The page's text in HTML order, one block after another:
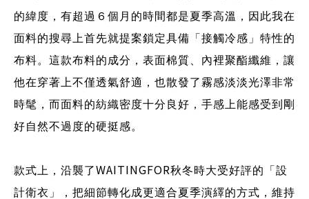
的緯度，有超過６個月的時間都是夏季高溫，因此我在
面料的搜尋上首先就提案鎖定具備「接觸冷感」特性的
布料。這款布料的成分，表面棉質、內裡聚酯纖維，讓
他在穿著上不僅透氣舒適，也散發了霧感淡淡光澤非常
時髦，而面料的紡織密度十分良好，手感上能感受到剛
好自然不過度的硬挺感。
款式上，沿襲了WAITINGFOR秋冬時大受好評的「設
計衛衣」，把細節轉化成更適合夏季演繹的方式，維持